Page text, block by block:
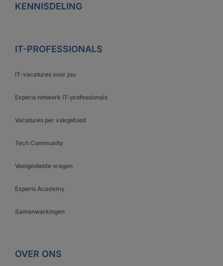
KENNISDELING
IT-PROFESSIONALS
IT-vacatures voor jou
Experis netwerk IT-professionals
Vacatures per vakgebied
Tech Community
Veelgestelde vragen
Experis Academy
Samenwerkingen
OVER ONS